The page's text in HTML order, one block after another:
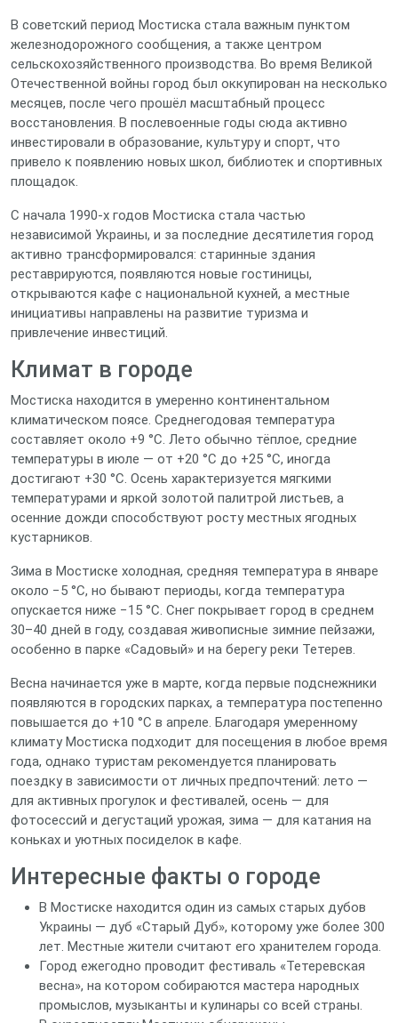
В советский период Мостиска стала важным пунктом
железнодорожного сообщения, а также центром
сельскохозяйственного производства. Во время Великой
Отечественной войны город был оккупирован на несколько
месяцев, после чего прошёл масштабный процесс
восстановления. В послевоенные годы сюда активно
инвестировали в образование, культуру и спорт, что
привело к появлению новых школ, библиотек и спортивных
площадок.
С начала 1990‑х годов Мостиска стала частью
независимой Украины, и за последние десятилетия город
активно трансформировался: старинные здания
реставрируются, появляются новые гостиницы,
открываются кафе с национальной кухней, а местные
инициативы направлены на развитие туризма и
привлечение инвестиций.
Климат в городе
Мостиска находится в умеренно континентальном
климатическом поясе. Среднегодовая температура
составляет около +9 °C. Лето обычно тёплое, средние
температуры в июле — от +20 °C до +25 °C, иногда
достигают +30 °C. Осень характеризуется мягкими
температурами и яркой золотой палитрой листьев, а
осенние дожди способствуют росту местных ягодных
кустарников.
Зима в Мостиске холодная, средняя температура в январе
около −5 °C, но бывают периоды, когда температура
опускается ниже −15 °C. Снег покрывает город в среднем
30–40 дней в году, создавая живописные зимние пейзажи,
особенно в парке «Садовый» и на берегу реки Тетерев.
Весна начинается уже в марте, когда первые подснежники
появляются в городских парках, а температура постепенно
повышается до +10 °C в апреле. Благодаря умеренному
климату Мостиска подходит для посещения в любое время
года, однако туристам рекомендуется планировать
поездку в зависимости от личных предпочтений: лето —
для активных прогулок и фестивалей, осень — для
фотосессий и дегустаций урожая, зима — для катания на
коньках и уютных посиделок в кафе.
Интересные факты о городе
В Мостиске находится один из самых старых дубов
Украины — дуб «Старый Дуб», которому уже более 300
лет. Местные жители считают его хранителем города.
Город ежегодно проводит фестиваль «Тетеревская
весна», на котором собираются мастера народных
промыслов, музыканты и кулинары со всей страны.